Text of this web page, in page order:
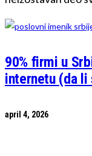
90% firmi u
internetu (da li
april 4, 2026